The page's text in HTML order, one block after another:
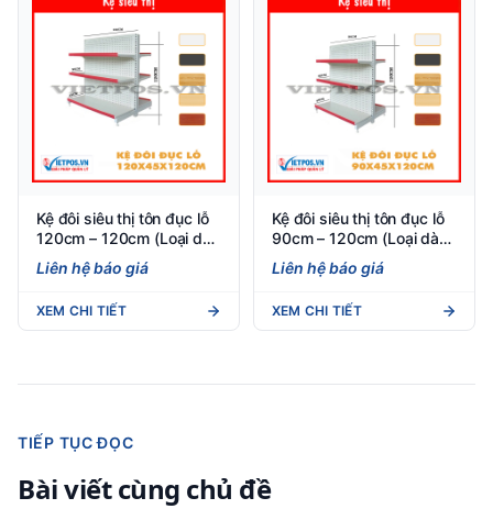
Kệ đôi siêu thị tôn đục lỗ
120cm – 120cm (Loại dày
0.8) 3 tầng
Liên hệ báo giá
XEM CHI TIẾT
Kệ đôi siêu thị tôn đục lỗ
90cm – 120cm (Loại dày
0.8) 3 tầng
Liên hệ báo giá
XEM CHI TIẾT
TIẾP TỤC ĐỌC
Bài viết cùng chủ đề